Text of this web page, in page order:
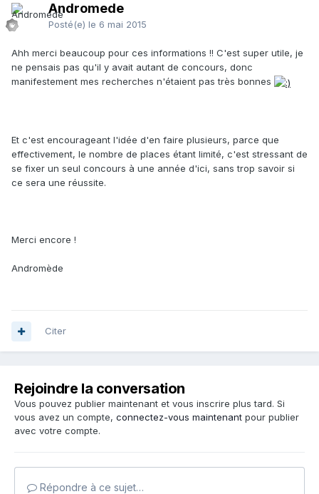
Andromede
Posté(e) le 6 mai 2015
Ahh merci beaucoup pour ces informations !! C'est super utile, je
ne pensais pas qu'il y avait autant de concours, donc
manifestement mes recherches n'étaient pas très bonnes
Et c'est encourageant l'idée d'en faire plusieurs, parce que
effectivement, le nombre de places étant limité, c'est stressant de
se fixer un seul concours à une année d'ici, sans trop savoir si
ce sera une réussite.
Merci encore !
Andromède
Citer
Rejoindre la conversation
Vous pouvez publier maintenant et vous inscrire plus tard. Si
vous avez un compte, connectez-vous maintenant pour publier
avec votre compte.
Répondre à ce sujet…